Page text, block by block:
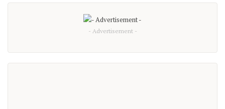
- Advertisement -